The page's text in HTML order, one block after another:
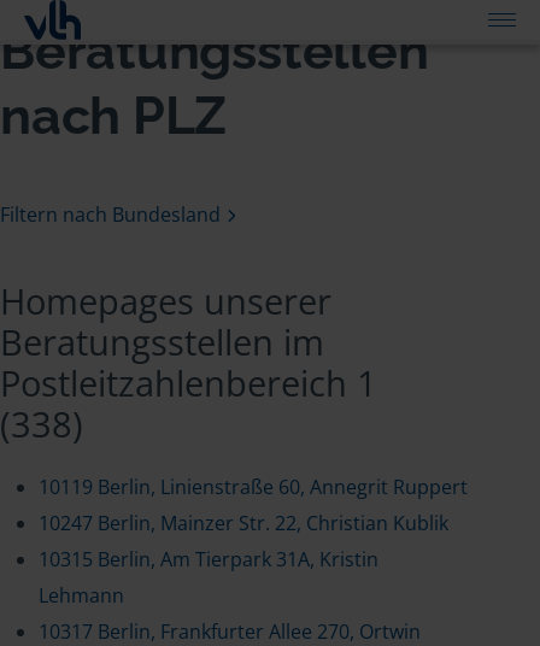
Beratungsstellen
nach PLZ
Filtern nach Bundesland
Homepages unserer
Beratungsstellen im
Postleitzahlenbereich 1
(338)
10119 Berlin, Linienstraße 60, Annegrit Ruppert
10247 Berlin, Mainzer Str. 22, Christian Kublik
10315 Berlin, Am Tierpark 31A, Kristin
Lehmann
10317 Berlin, Frankfurter Allee 270, Ortwin